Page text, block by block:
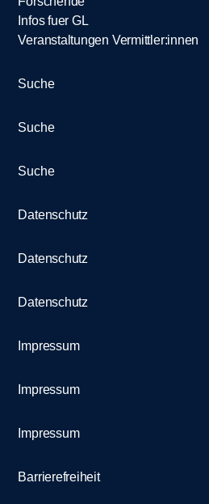
Infos fuer GL
Veranstaltungen Vermittler:innen
Suche
Suche
Suche
Datenschutz
Datenschutz
Datenschutz
Impressum
Impressum
Impressum
Barrierefreiheit